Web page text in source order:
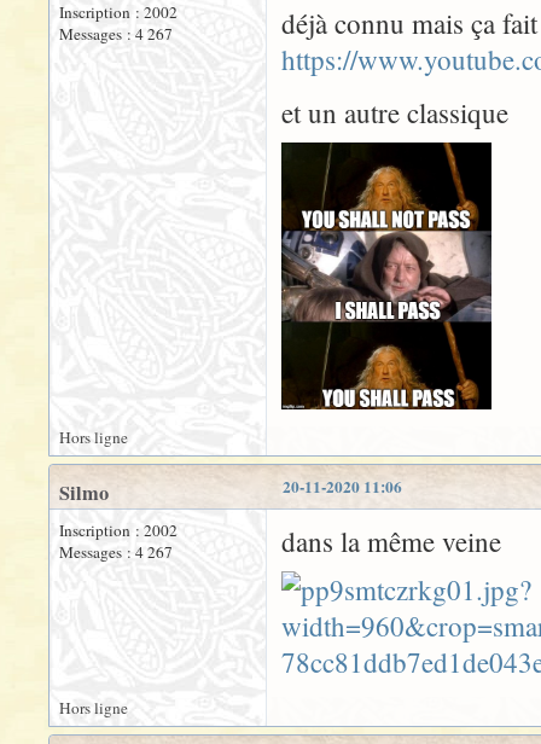
Inscription : 2002
Messages : 4 267
déjà connu mais ça
https://
et un autre classique
Hors ligne
20-11-2020 11:06
Silmo
Inscription : 2002
Messages : 4 267
dans la même veine
Hors ligne